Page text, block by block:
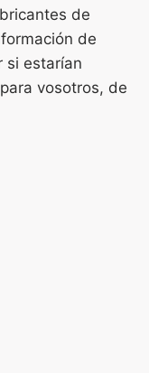
de
de
si estarían
vosotros, de